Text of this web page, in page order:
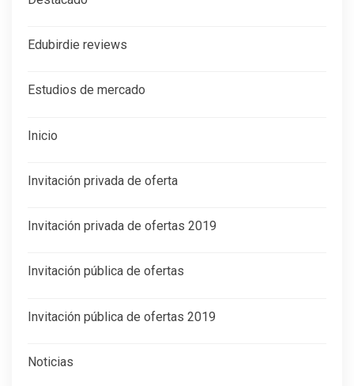
Edubirdie reviews
Estudios de mercado
Inicio
Invitación privada de oferta
Invitación privada de ofertas 2019
Invitación pública de ofertas
Invitación pública de ofertas 2019
Noticias